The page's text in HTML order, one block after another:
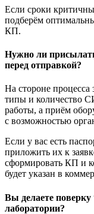
Если сроки
подберём
КП.
Нужно ли
перед отправкой?
На стороне процесса
типы и количество
работы, а приём
с возможностью
Если у вас есть
приложить их к
сформировать КП и
будет указан в
Вы делаете поверку
лаборатории?